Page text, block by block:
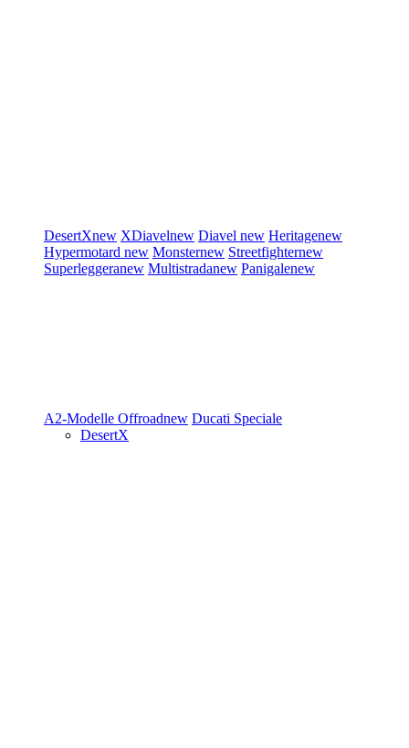
DesertXnew XDiavelnew Diavel new Heritagenew
Hypermotard new Monsternew Streetfighternew
Superleggeranew Multistradanew Panigalenew
A2-Modelle Offroadnew Ducati Speciale
DesertX